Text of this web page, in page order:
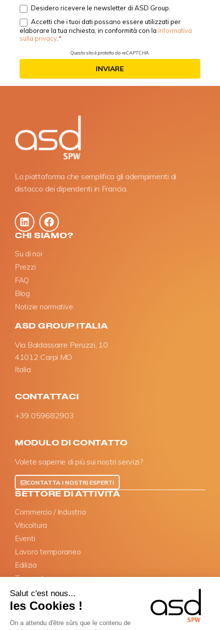
Salut c'est nous...
les Cookies !
On a attendu d'être sûrs que le contenu de
Desidero ricevere le newsletter di ASD Group.
Accetti che i tuoi dati possano essere utilizzati per
elaborare la tua richiesta, in conformità con la informativa
sulla privacy
Questo sito è protetto da reCAPTCHA.
INVIARE
La piattaforma che semplifica gli adempimenti di
distacco dei dipendenti in Francia.
CHI SIAMO?
Su di noi
Prezzi
FAQ
Blog
Notizie normative
ASD GROUP ITALIA
Via Baldassarre Peruzzi, 10
41012 Carpi MO
Italia
CONTATTACI
+39 059682903
MODULO DI CONTATTO
Volete saperne di più sui nostri servizi?
CONTATTA I NOSTRI ESPERTI
SETTORE DI ATTIVITÀ
Commercio / Industria
Viticoltura
Eventi
Lavoro temporaneo
Edilizia
Trasporto
OBBLIGHI